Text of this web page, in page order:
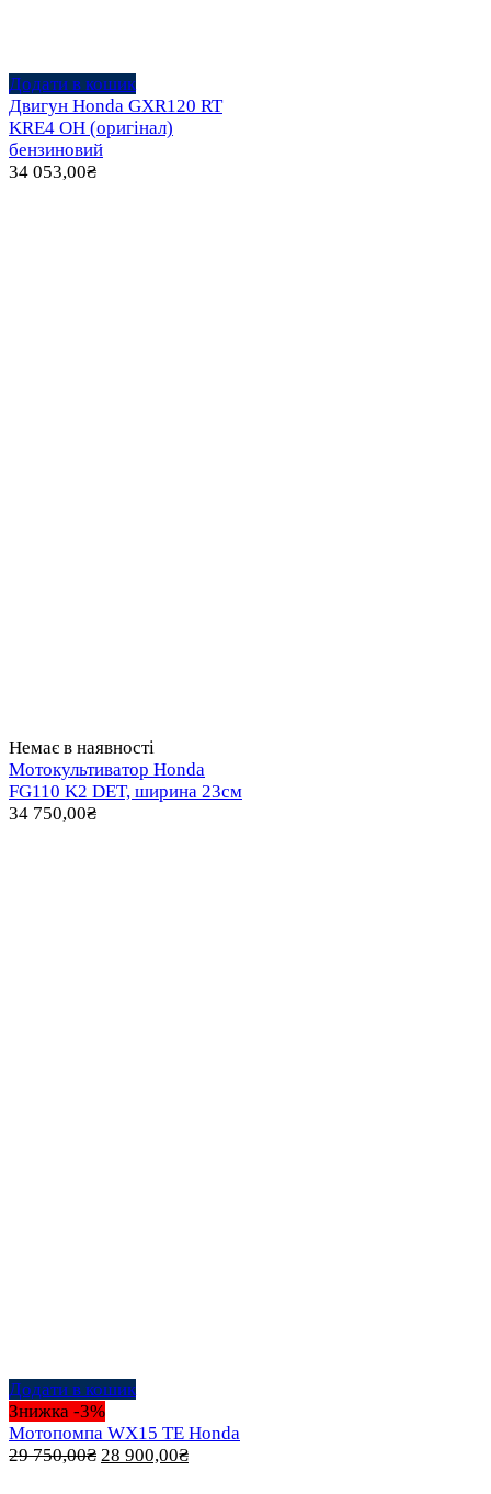
Додати в кошик
Двигун Honda GXR120 RT
KRE4 OH (оригінал)
бензиновий
34 053,00₴
Немає в наявності
Мотокультиватор Honda
FG110 K2 DET, ширина 23см
34 750,00₴
Додати в кошик
Знижка -3%
Мотопомпа WX15 TE Honda
29 750,00₴ Оригінальна
28 900,00₴Поточна